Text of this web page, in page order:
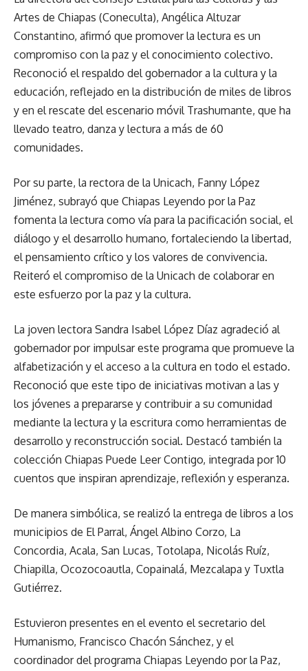
Artes de Chiapas (Coneculta), Angélica Altuzar
Constantino, afirmó que promover la lectura es un
compromiso con la paz y el conocimiento colectivo.
Reconoció el respaldo del gobernador a la cultura y la
educación, reflejado en la distribución de miles de libros
y en el rescate del escenario móvil Trashumante, que ha
llevado teatro, danza y lectura a más de 60
comunidades.
Por su parte, la rectora de la Unicach, Fanny López
Jiménez, subrayó que Chiapas Leyendo por la Paz
fomenta la lectura como vía para la pacificación social, el
diálogo y el desarrollo humano, fortaleciendo la libertad,
el pensamiento crítico y los valores de convivencia.
Reiteró el compromiso de la Unicach de colaborar en
este esfuerzo por la paz y la cultura.
La joven lectora Sandra Isabel López Díaz agradeció al
gobernador por impulsar este programa que promueve la
alfabetización y el acceso a la cultura en todo el estado.
Reconoció que este tipo de iniciativas motivan a las y
los jóvenes a prepararse y contribuir a su comunidad
mediante la lectura y la escritura como herramientas de
desarrollo y reconstrucción social. Destacó también la
colección Chiapas Puede Leer Contigo, integrada por 10
cuentos que inspiran aprendizaje, reflexión y esperanza.
De manera simbólica, se realizó la entrega de libros a los
municipios de El Parral, Ángel Albino Corzo, La
Concordia, Acala, San Lucas, Totolapa, Nicolás Ruíz,
Chiapilla, Ocozocoautla, Copainalá, Mezcalapa y Tuxtla
Gutiérrez.
Estuvieron presentes en el evento el secretario del
Humanismo, Francisco Chacón Sánchez, y el
coordinador del programa Chiapas Leyendo por la Paz,